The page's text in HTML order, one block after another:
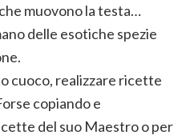
muovono la testa…
delle esotiche spezie
cuoco, realizzare ricette
copiando e
del suo Maestro o per